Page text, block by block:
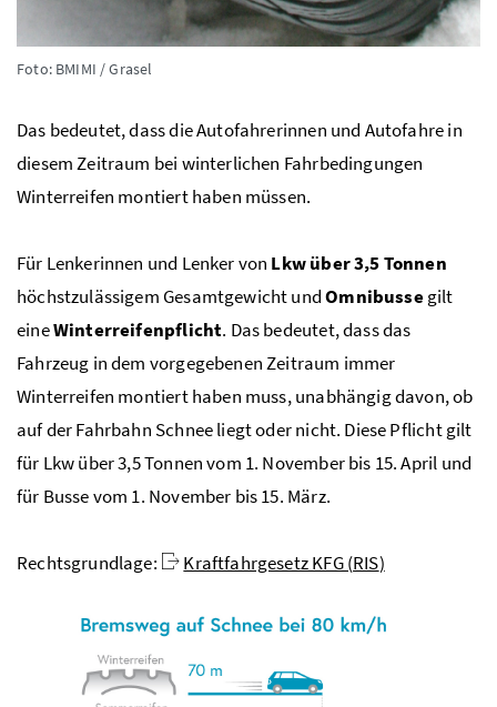
Foto: BMIMI / Grasel
Das bedeutet, dass die Autofahrerinnen und Autofahre in
diesem Zeitraum bei winterlichen Fahrbedingungen
Winterreifen montiert haben müssen.
Für Lenkerinnen und Lenker von Lkw über 3,5 Tonnen
höchstzulässigem Gesamtgewicht undOmnibussegilt
eineWinterreifenpflicht. Das bedeutet, dass das
Fahrzeug in dem vorgegebenen Zeitraum immer
Winterreifen montiert haben muss, unabhängig davon, ob
auf der Fahrbahn Schnee liegt oder nicht. Diese Pflicht gilt
für Lkw über 3,5 Tonnen vom 1. November bis 15. April und
für Busse vom 1. November bis 15. März.
Rechtsgrundlage: Kraftfahrgesetz KFG (RIS)